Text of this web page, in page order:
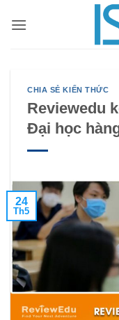
qua
CHIA SẺ KIẾN THỨC
Reviewedu
Đại học
24
Th5